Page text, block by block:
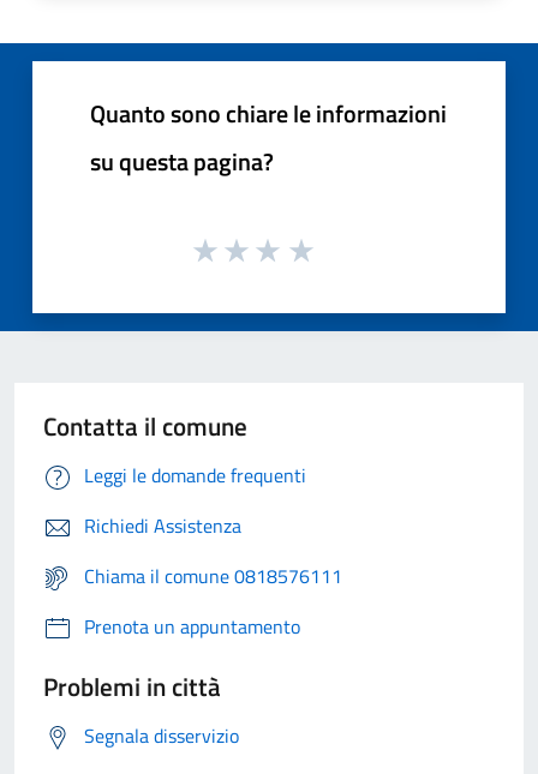
Quanto sono chiare le informazioni
su questa pagina?
Contatta il comune
Leggi le domande frequenti
Richiedi Assistenza
Chiama il comune 0818576111
Prenota un appuntamento
Problemi in città
Segnala disservizio